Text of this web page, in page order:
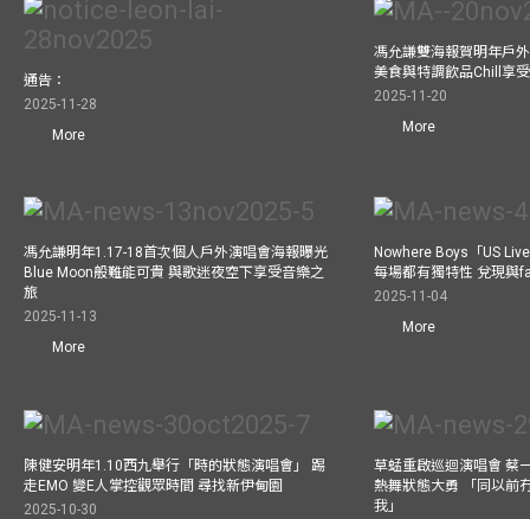
通告：
2025-11-28
More
馮允謙雙海報賀明年戶
美食與特調飲品Chill享
2025-11-20
More
馮允謙明年1.17-18首次個人戶外演唱會海報曝光
Blue Moon般難能可貴 與歌迷夜空下享受音樂之
旅
2025-11-13
More
Nowhere Boys「US
每場都有獨特性 兌現與
2025-11-04
More
陳健安明年1.10西九舉行「時的狀態演唱會」 踢
走EMO 變E人掌控觀眾時間 尋找新伊甸園
2025-10-30
草蜢重啟巡迴演唱會 蔡
熱舞狀態大勇 「同以前
我」